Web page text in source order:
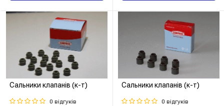
Сальники клапанів (к-т)
0 відгуків
Сальники клапанів (к-т)
0 відгуків